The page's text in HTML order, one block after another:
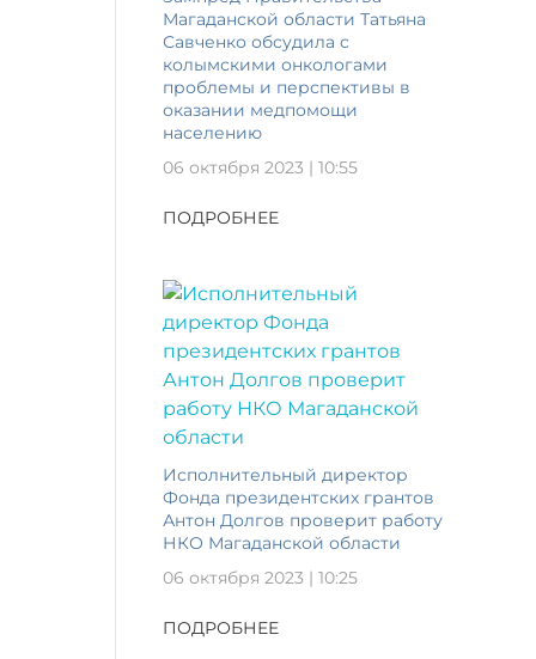
Магаданской области Татьяна
Савченко обсудила с
колымскими онкологами
проблемы и перспективы в
оказании медпомощи
населению
06 октября 2023 | 10:55
ПОДРОБНЕЕ
Исполнительный директор
Фонда президентских грантов
Антон Долгов проверит работу
НКО Магаданской области
06 октября 2023 | 10:25
ПОДРОБНЕЕ